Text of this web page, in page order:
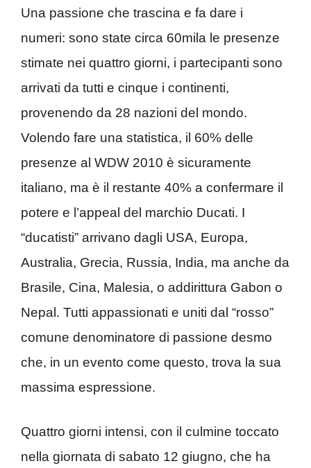
Una passione che trascina e fa dare i
numeri: sono state circa 60mila le presenze
stimate nei quattro giorni, i partecipanti sono
arrivati da tutti e cinque i continenti,
provenendo da 28 nazioni del mondo.
Volendo fare una statistica, il 60% delle
presenze al WDW 2010 è sicuramente
italiano, ma è il restante 40% a confermare il
potere e l’appeal del marchio Ducati. I
“ducatisti” arrivano dagli USA, Europa,
Australia, Grecia, Russia, India, ma anche da
Brasile, Cina, Malesia, o addirittura Gabon o
Nepal. Tutti appassionati e uniti dal “rosso”
comune denominatore di passione desmo
che, in un evento come questo, trova la sua
massima espressione.
Quattro giorni intensi, con il culmine toccato
nella giornata di sabato 12 giugno, che ha